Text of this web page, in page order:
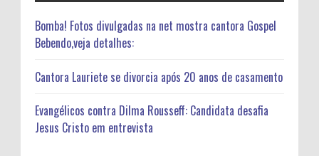
Bomba! Fotos divulgadas na net mostra cantora Gospel
Bebendo,veja detalhes:
Cantora Lauriete se divorcia após 20 anos de casamento
Evangélicos contra Dilma Rousseff: Candidata desafia
Jesus Cristo em entrevista